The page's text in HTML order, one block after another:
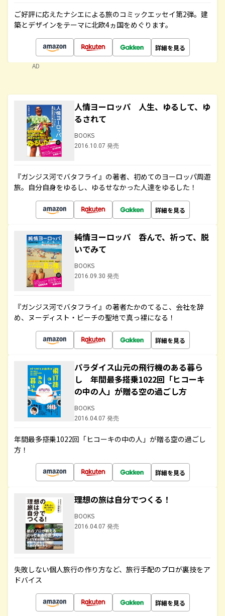
ご好評に応えたナシエによる旅のコミックエッセイ第2弾。建
築とデザインをテーマに北欧4ヵ国をめぐります。
詳細を見る
AD
人情ヨーロッパ 人生、ゆるして、ゆ
るされて
BOOKS
2016.10.07 発売
『ガンジス河でバタフライ』の著者、初めてのヨーロッパ周遊
旅。自分自身をゆるし、ゆるせなかった人達をゆるした！
詳細を見る
純情ヨーロッパ 呑んで、祈って、脱
いでみて
BOOKS
2016.09.30 発売
『ガンジス河でバタフライ』の著者たかのてるこ、会社を辞
め、ヌーディスト・ビーチの聖地で真っ裸になる！
詳細を見る
パラダイス山元の飛行機のある暮ら
し 年間最多搭乗1022回「ヒコーキ
の中の人」が贈る空の過ごし方
BOOKS
2016.04.07 発売
年間最多搭乗1022回「ヒコーキの中の人」が贈る空の過ごし
方！
詳細を見る
理想の旅は自分でつくる！
BOOKS
2016.04.07 発売
失敗しない個人旅行の作り方など、旅行手配のプロが裏技をア
ドバイス
詳細を見る